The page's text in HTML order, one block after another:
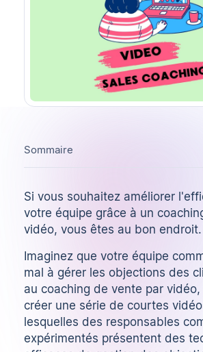
Si vous souhaitez améliorer
votre équipe grâce à un
vidéo, vous êtes au bon endroit.
Imaginez que votre équipe
mal à gérer les objections des
au coaching de vente par
créer une série de courtes
lesquelles des responsables
expérimentés présentent des
Sommaire